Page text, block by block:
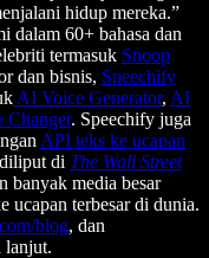
hidup mereka.”
dalam 60+ bahasa dan
termasuk Snoop
dan bisnis, Speechify
AI Voice Generator, AI
Changer. Speechify juga
API teks ke ucapan
di The Wall Street
banyak media besar
ucapan terbesar di dunia.
blog, dan
lanjut.